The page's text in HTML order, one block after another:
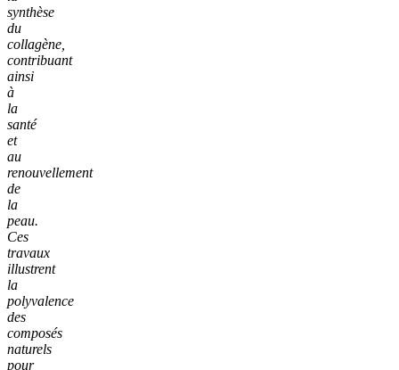
synthèse
du
collagène,
contribuant
ainsi
à
la
santé
et
au
renouvellement
de
la
peau.
Ces
travaux
illustrent
la
polyvalence
des
composés
naturels
pour